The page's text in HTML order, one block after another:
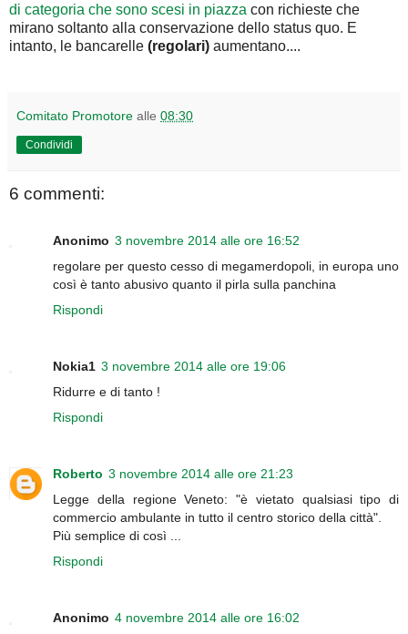
di categoria che sono scesi in piazza con richieste che
mirano soltanto alla conservazione dello status quo. E
intanto, le bancarelle (regolari) aumentano....
Comitato Promotore alle 08:30
Condividi
6 commenti:
Anonimo 3 novembre 2014 alle ore 16:52
regolare per questo cesso di megamerdopoli, in europa uno
così è tanto abusivo quanto il pirla sulla panchina
Rispondi
Nokia1 3 novembre 2014 alle ore 19:06
Ridurre e di tanto !
Rispondi
Roberto 3 novembre 2014 alle ore 21:23
Legge della regione Veneto: "è vietato qualsiasi tipo di
commercio ambulante in tutto il centro storico della città".
Più semplice di così ...
Rispondi
Anonimo 4 novembre 2014 alle ore 16:02